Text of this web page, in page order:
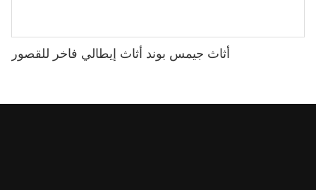
أثاث جيمس بوند أثاث إيطالي فاخر للقصور